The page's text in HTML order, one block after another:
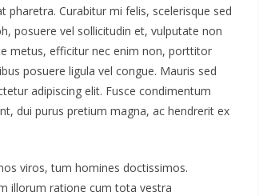
Curabitur mi felis, scelerisque sed
posuere vel sollicitudin et, vulputate non
metus, efficitur nec enim non, porttitor
posuere ligula vel congue. Mauris sed
adipiscing elit. Fusce condimentum
dui purus pretium magna, ac hendrerit ex
viros, tum homines doctissimos.
illorum ratione cum tota vestra